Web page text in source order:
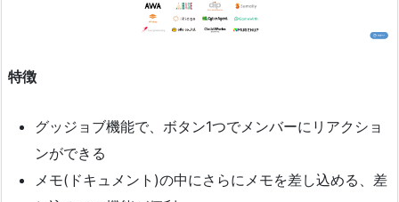
特徴
グッジョブ機能で、ボタン1つでメンバーにリアクショ
ンができる
メモ(ドキュメント)の中にさらにメモを差し込める、差